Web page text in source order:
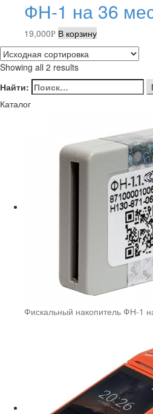
ФН-1 на 36
19,000Р В корзину
Showing all 2 results
Найти:
Каталог
Фискальный накопитель ФН-1